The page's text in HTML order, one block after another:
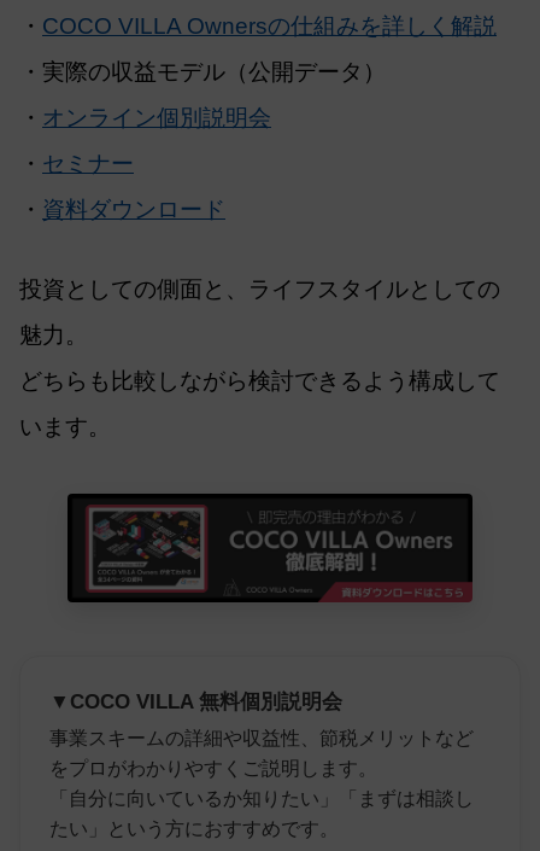
・ COCO VILLA Ownersの仕組みを詳しく解説
・実際の収益モデル（公開データ）
・ オンライン個別説明会
・ セミナー
・ 資料ダウンロード
投資としての側面と、ライフスタイルとしての
魅力。
どちらも比較しながら検討できるよう構成して
います。
▼COCO VILLA 無料個別説明会
事業スキームの詳細や収益性、節税メリットなど
をプロがわかりやすくご説明します。
「自分に向いているか知りたい」「まずは相談し
たい」という方におすすめです。